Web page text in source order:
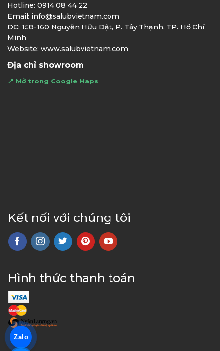
Hotline: 0914 08 44 22
Email: info@salubvietnam.com
ĐC: 158-160 Nguyễn Hữu Dật, P. Tây Thạnh, TP. Hồ Chí
Minh
Website: www.salubvietnam.com
Địa chỉ showroom
📍 Mở trong Google Maps
Kết nối với chúng tôi
Hình thức thanh toán
Zalo